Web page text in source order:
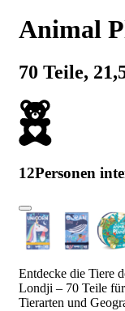
Animal
70 Teile,
12Personen
Entdecke die Tiere
Londji – 70 Teile
Tierarten und